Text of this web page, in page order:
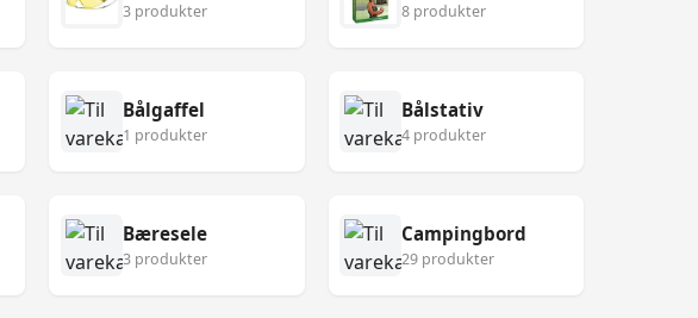
3 produkter 8 produkter
Bålgaffel
1 produkter
Bålstativ
4 produkter
Bæresele
3 produkter
Campingbord
29 produkter